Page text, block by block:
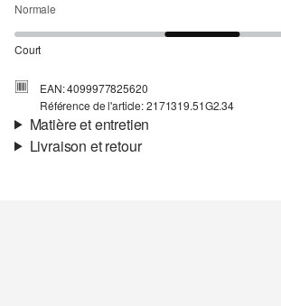
Normale
Court
EAN: 4099977825620
Référence de l'article: 2171319.51G2.34
Matière et entretien
Livraison et retour